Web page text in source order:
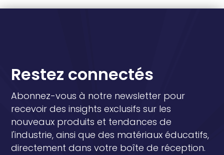
Restez connectés
Abonnez-vous à notre newsletter pour
recevoir des insights exclusifs sur les
nouveaux produits et tendances de
l'industrie, ainsi que des matériaux éducatifs,
directement dans votre boîte de réception.